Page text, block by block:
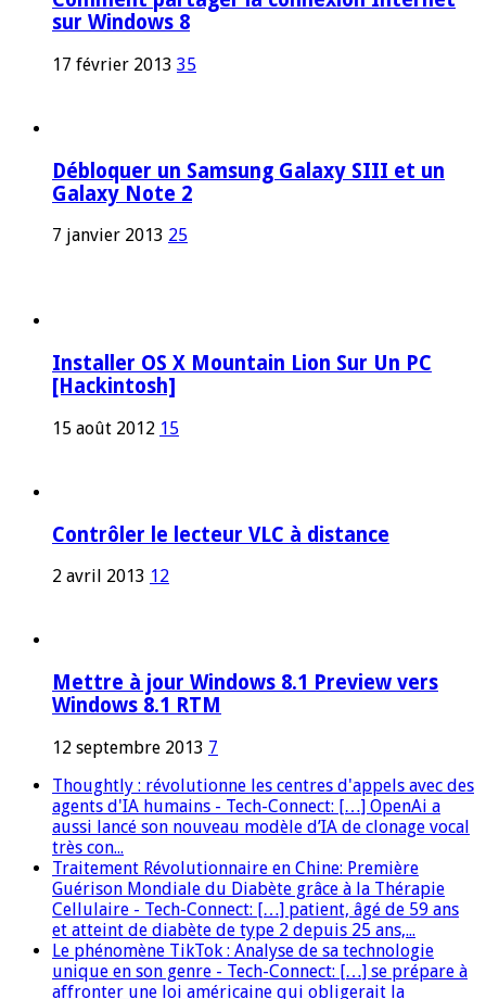
sur Windows 8
17 février 2013 35
Débloquer un Samsung Galaxy SIII et un
Galaxy Note 2
7 janvier 2013 25
Installer OS X Mountain Lion Sur Un PC
[Hackintosh]
15 août 2012 15
Contrôler le lecteur VLC à distance
2 avril 2013 12
Mettre à jour Windows 8.1 Preview vers
Windows 8.1 RTM
12 septembre 2013 7
Thoughtly : révolutionne les centres d'appels avec des
agents d'IA humains - Tech-Connect: […] OpenAi a
aussi lancé son nouveau modèle d’IA de clonage vocal
très con...
Traitement Révolutionnaire en Chine: Première
Guérison Mondiale du Diabète grâce à la Thérapie
Cellulaire - Tech-Connect: […] patient, âgé de 59 ans
et atteint de diabète de type 2 depuis 25 ans,...
Le phénomène TikTok : Analyse de sa technologie
unique en son genre - Tech-Connect: […] se prépare à
affronter une loi américaine qui obligerait la